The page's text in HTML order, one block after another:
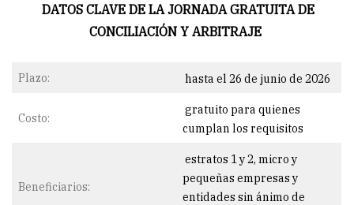
DATOS CLAVE DE LA JORNADA GRATUITA DE
CONCILIACIÓN Y ARBITRAJE
Plazo: hasta el 26 de junio de 2026
Costo:
gratuito para quienes
cumplan los requisitos
Beneficiarios:
estratos 1 y 2, micro y
pequeñas empresas y
entidades sin ánimo de